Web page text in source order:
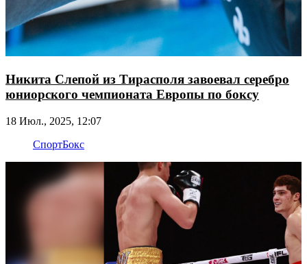
Никита Слепой из Тирасполя завоевал серебро
юниорского чемпионата Европы по боксу
18 Июл., 2025, 12:07
СпортБокс